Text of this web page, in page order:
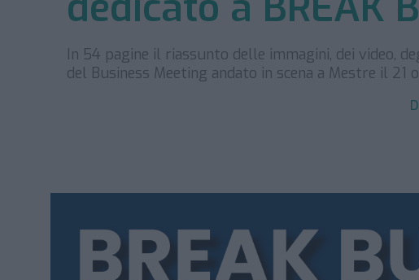
In 54 pagine il riassunto delle immagini, dei video,
del Business Meeting andato in scena a Mestre il